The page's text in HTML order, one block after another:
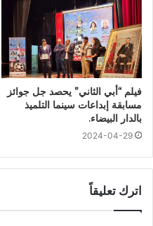
فيلم “أبي الثاني” يحصد جل جوائز
مسابقة إبداعات سينما التلميذ
بالدار البيضاء.
2024-04-29
اترك تعليقاً